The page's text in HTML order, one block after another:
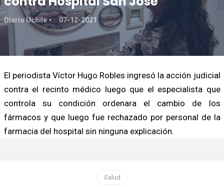
Diario Uchile 07-12-2021
El periodista Víctor Hugo Robles ingresó la acción judicial
contra el recinto médico luego que el especialista que
controla su condición ordenara el cambio de los
fármacos y que luego fue rechazado por personal de la
farmacia del hospital sin ninguna explicación.
Salud